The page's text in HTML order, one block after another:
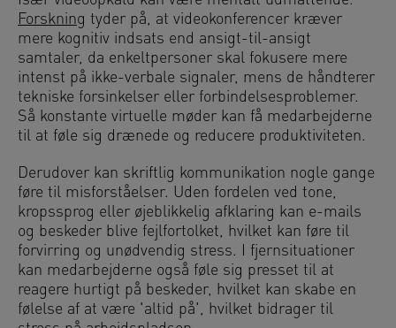
Forskning tyder på, at videokonferencer kræver
mere kognitiv indsats end ansigt-til-ansigt
samtaler, da enkeltpersoner skal fokusere mere
intenst på ikke-verbale signaler, mens de håndterer
tekniske forsinkelser eller forbindelsesproblemer.
Så konstante virtuelle møder kan få medarbejderne
til at føle sig drænede og reducere produktiviteten.
Derudover kan skriftlig kommunikation nogle gange
føre til misforståelser. Uden fordelen ved tone,
kropssprog eller øjeblikkelig afklaring kan e-mails
og beskeder blive fejlfortolket, hvilket kan føre til
forvirring og unødvendig stress. I fjernsituationer
kan medarbejderne også føle sig presset til at
reagere hurtigt på beskeder, hvilket kan skabe en
følelse af at være 'altid på', hvilket bidrager til